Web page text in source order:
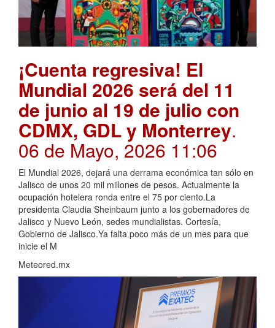
¡Cuenta regresiva! El
Mundial 2026 será del 11
de junio al 19 de julio con
CDMX, GDL y Monterrey.
06 de Mayo, 2026 11:06
El Mundial 2026, dejará una derrama económica tan sólo en
Jalisco de unos 20 mil millones de pesos. Actualmente la
ocupación hotelera ronda entre el 75 por ciento.La
presidenta Claudia Sheinbaum junto a los gobernadores de
Jalisco y Nuevo León, sedes mundialistas. Cortesía,
Gobierno de Jalisco.Ya falta poco más de un mes para que
inicie el M
Meteored.mx